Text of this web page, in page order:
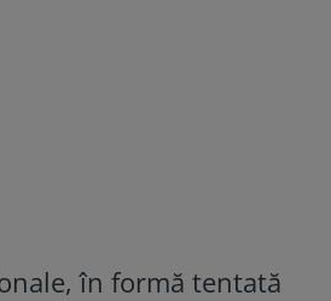
în formă tentată